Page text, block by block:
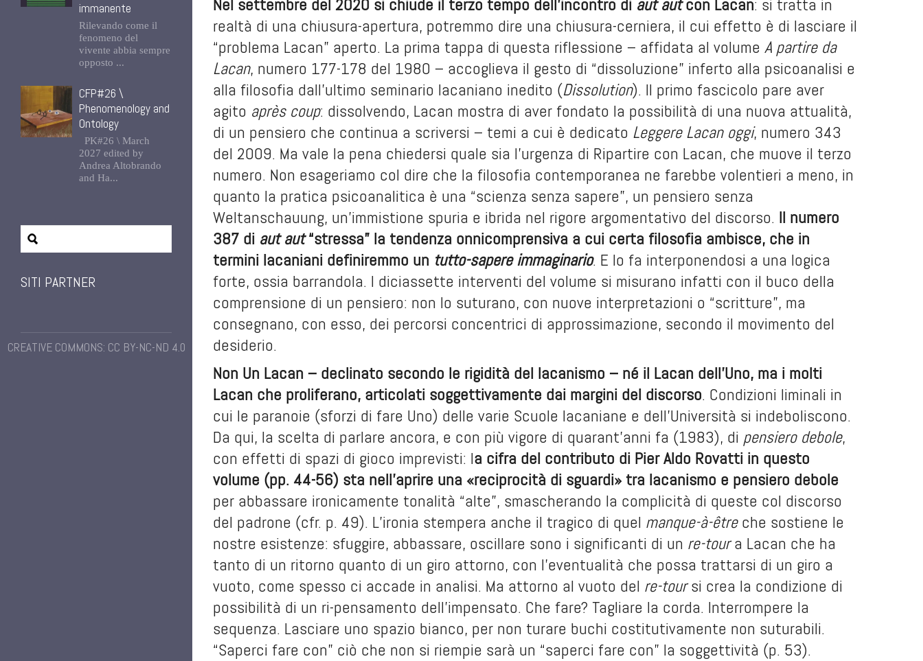
immanente
Rilevando come il
fenomeno del
vivente abbia sempre
opposto ...
CFP#26 \
Phenomenology and
Ontology
PK#26 \ March
2027 edited by
Andrea Altobrando
and Ha...
SITI PARTNER
CREATIVE COMMONS: CC BY-NC-ND 4.0
Nel settembre del 2020 si chiude il terzo tempo dell’incontro di aut autcon Lacan: si tratta in
realtà di una chiusura-apertura, potremmo dire una chiusura-cerniera, il cui effetto è di lasciare il
“problema Lacan” aperto. La prima tappa di questa riflessione – affidata al volume A partire da
Lacan, numero 177-178 del 1980 – accoglieva il gesto di “dissoluzione” inferto alla psicoanalisi e
alla filosofia dall’ultimo seminario lacaniano inedito (Dissolution). Il primo fascicolo pare aver
agito après coup: dissolvendo, Lacan mostra di aver fondato la possibilità di una nuova attualità,
di un pensiero che continua a scriversi – temi a cui è dedicato Leggere Lacan oggi, numero 343
del 2009. Ma vale la pena chiedersi quale sia l’urgenza di Ripartire con Lacan, che muove il terzo
numero. Non esageriamo col dire che la filosofia contemporanea ne farebbe volentieri a meno, in
quanto la pratica psicoanalitica è una “scienza senza sapere”, un pensiero senza
Weltanschauung, un’immistione spuria e ibrida nel rigore argomentativo del discorso. Il numero
387 di aut aut“stressa” la tendenza onnicomprensiva a cui certa filosofia ambisce, che in
termini lacaniani definiremmo un tutto-sapere immaginario. E lo fa interponendosi a una logica
forte, ossia barrandola. I diciassette interventi del volume si misurano infatti con il buco della
comprensione di un pensiero: non lo suturano, con nuove interpretazioni o “scritture”, ma
consegnano, con esso, dei percorsi concentrici di approssimazione, secondo il movimento del
desiderio.
Non Un Lacan – declinato secondo le rigidità del lacanismo – né il Lacan dell’Uno, ma i molti
Lacan che proliferano, articolati soggettivamente dai margini del discorso. Condizioni liminali in
cui le paranoie (sforzi di fare Uno) delle varie Scuole lacaniane e dell’Università si indeboliscono.
Da qui, la scelta di parlare ancora, e con più vigore di quarant’anni fa (1983), di pensiero debole,
con effetti di spazi di gioco imprevisti: la cifra del contributo di Pier Aldo Rovatti in questo
volume (pp. 44-56) sta nell’aprire una «reciprocità di sguardi» tra lacanismo e pensiero debole
per abbassare ironicamente tonalità “alte”, smascherando la complicità di queste col discorso
del padrone (cfr. p. 49). L’ironia stempera anche il tragico di quel manque-à-êtreche sostiene le
nostre esistenze: sfuggire, abbassare, oscillare sono i significanti di un re-toura Lacan che ha
tanto di un ritorno quanto di un giro attorno, con l’eventualità che possa trattarsi di un giro a
vuoto, come spesso ci accade in analisi. Ma attorno al vuoto del re-toursi crea la condizione di
possibilità di un ri-pensamento dell’impensato. Che fare? Tagliare la corda. Interrompere la
sequenza. Lasciare uno spazio bianco, per non turare buchi costitutivamente non suturabili.
“Saperci fare con” ciò che non si riempie sarà un “saperci fare con” la soggettività (p. 53).